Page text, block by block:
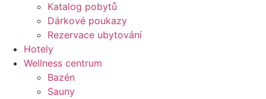
Katalog pobytů
Dárkové poukazy​
Rezervace ubytování
Hotely
Wellness centrum
Bazén
Sauny